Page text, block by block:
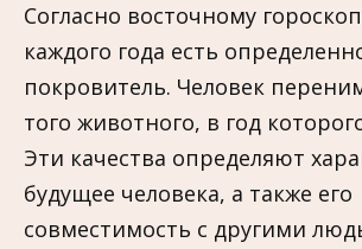
Согласно восточному
каждого года есть
покровитель. Человек
того животного, в год
Эти качества определяют
будущее человека, а также его
совместимость с другими